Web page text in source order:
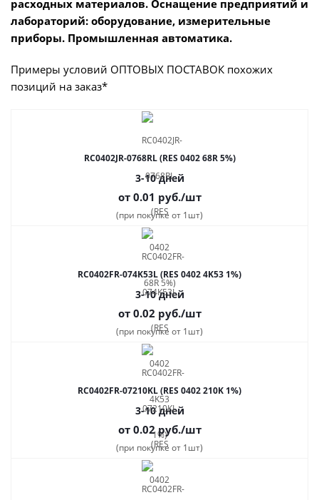
расходных материалов. Оснащение предприятий и
лабораторий: оборудование, измерительные
приборы. Промышленная автоматика.
Примеры условий ОПТОВЫХ ПОСТАВОК похожих
позиций на заказ*
RC0402JR-0768RL (RES 0402 68R 5%)
3-10 дней
от 0.01 руб./шт
(при покупке от 1шт)
RC0402FR-074K53L (RES 0402 4K53 1%)
3-10 дней
от 0.02 руб./шт
(при покупке от 1шт)
RC0402FR-07210KL (RES 0402 210K 1%)
3-10 дней
от 0.02 руб./шт
(при покупке от 1шт)